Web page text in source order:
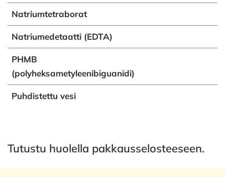
Natriumtetraborat
Natriumedetaatti (EDTA)
PHMB
(polyheksametyleenibiguanidi)
Puhdistettu vesi
Tutustu huolella pakkausselosteeseen.